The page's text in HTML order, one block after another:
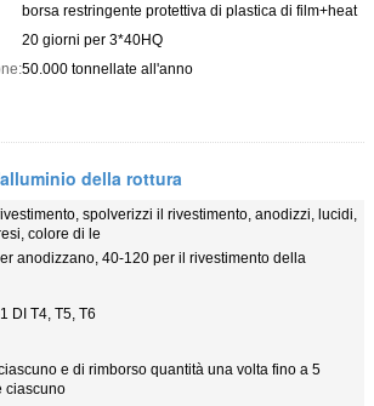
borsa restringente protettiva di plastica di film+heat
20 giorni per 3*40HQ
50.000 tonnellate all'anno
della rottura
spolverizzi il rivestimento, anodizzi, lucidi,
colore di le
anodizzano, 40-120 per il rivestimento della
DI T4, T5, T6
e di rimborso quantità una volta fino a 5
ciascuno